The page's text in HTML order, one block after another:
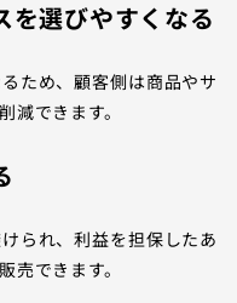
選びやすくなる
ため、顧客側は商品やサ
減できます。
られ、利益を担保したあ
売できます。